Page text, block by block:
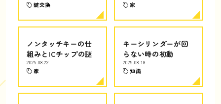
鍵交換 家
ノンタッチキーの仕
組みとICチップの謎
2025.08.22
家
キーシリンダーが回
らない時の初動
2025.08.18
知識